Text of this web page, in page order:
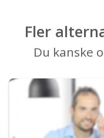
Fler
Du kanske